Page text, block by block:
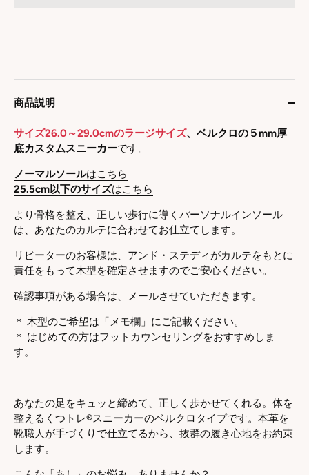
商品説明
サイズ26.0～29.0cmのラージサイズ、 ベルクロの５mm厚
底カスタムスニーカーです。
ノーマルソールはこちら
25.5cm以下のサイズはこちら
より骨格を整え、正しい歩行に導くパーソナルインソール
は、あなたのカルテに合わせてお仕立てします。
リピーターのお客様は、アンド・ステディがカルテをもとに
責任をもって木型を確定させますのでご安心ください。
確認事項がある場合は、メールさせていただきます。
＊ 木型のご希望は「メモ欄」にご記載ください。
＊ はじめての方はフットカウンセリングをおすすめしま
す。
あなたの足をキュッと締めて、正しく歩かせてくれる。体を
整えるくつトレ®スニーカーのベルクロタイプです。本革を
靴職人が手づくりで仕立てるから、抜群の履き心地をお約束
します。